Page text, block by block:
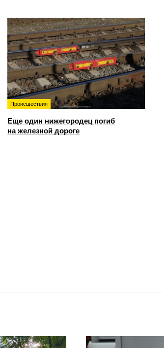
Происшествия
Еще один нижегородец погиб
на железной дороге